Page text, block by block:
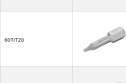
60T/T20